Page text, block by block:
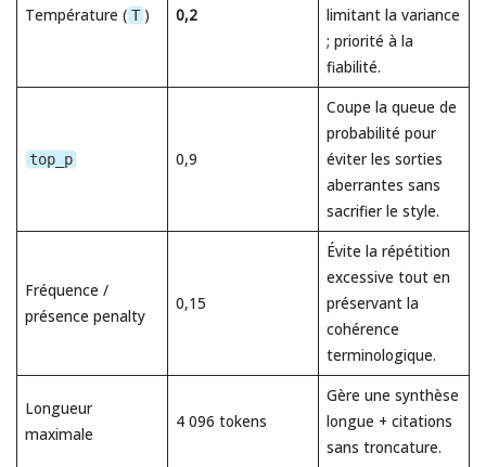
Température ( T ) 0,2
limitant la variance
; priorité à la
fiabilité.
top_p 0,9
Coupe la queue de
probabilité pour
éviter les sorties
aberrantes sans
sacrifier le style.
Fréquence /
présence penalty
0,15
Évite la répétition
excessive tout en
préservant la
cohérence
terminologique.
Longueur
maximale
4 096 tokens
Gère une synthèse
longue + citations
sans troncature.